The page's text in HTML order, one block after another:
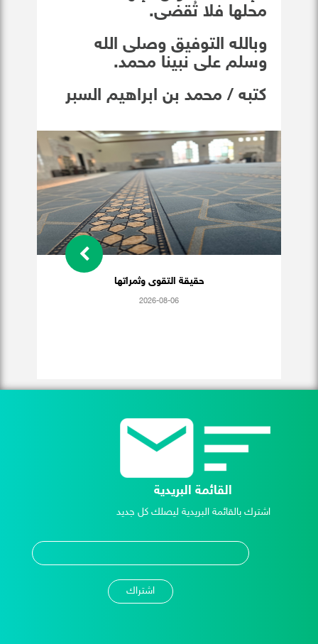
محلها فلا تُقضى.
وبالله التوفيق وصلى الله
وسلم على نبينا محمد.
كتبه / محمد بن ابراهيم السبر
حقيقة التقوى وثمراتها
2026-08-06
القائمة البريدية
اشترك بالقائمة البريدية ليصلك كل جديد